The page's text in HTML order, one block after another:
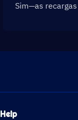
Sim—as
Help